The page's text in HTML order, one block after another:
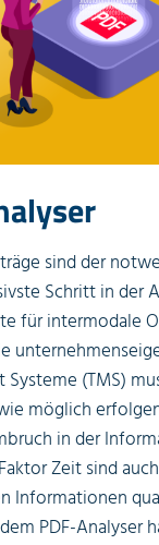
sind der
Schritt in der
für intermodale
(TMS)
möglich
in der
Zeit sind
Informationen
PDF-Analyser